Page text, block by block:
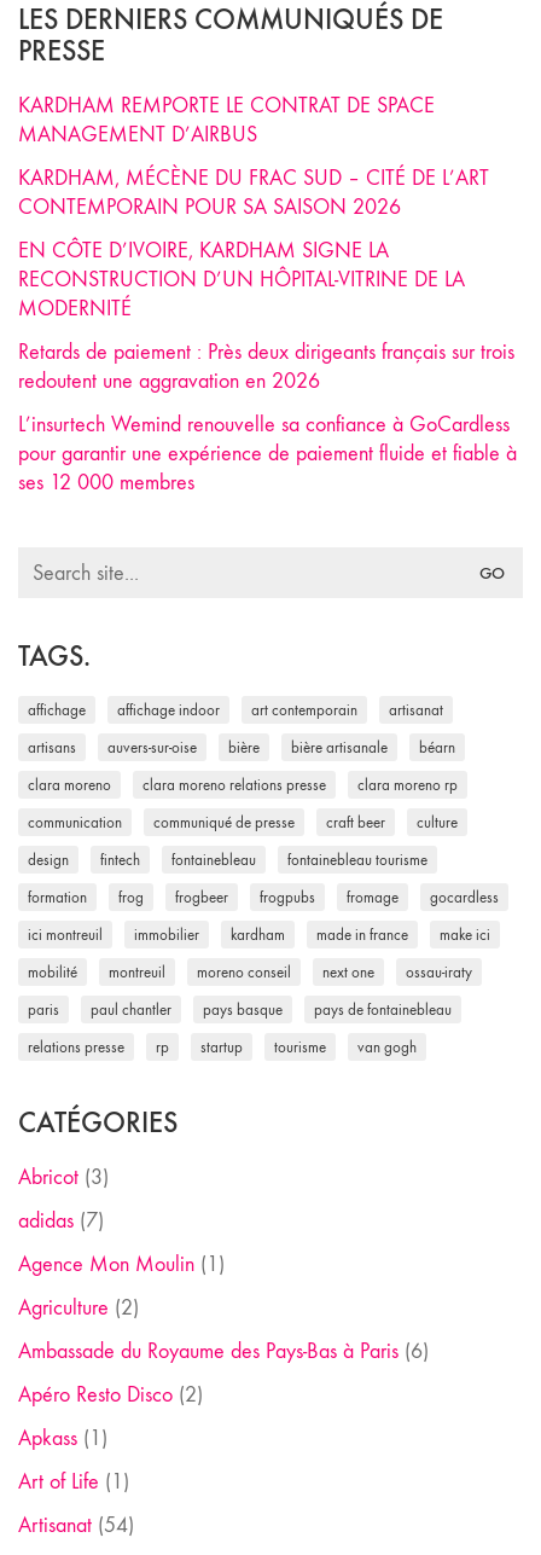
LES DERNIERS COMMUNIQUÉS DE
PRESSE
KARDHAM REMPORTE LE CONTRAT DE SPACE
MANAGEMENT D’AIRBUS
KARDHAM, MÉCÈNE DU FRAC SUD – CITÉ DE L’ART
CONTEMPORAIN POUR SA SAISON 2026
EN CÔTE D’IVOIRE, KARDHAM SIGNE LA
RECONSTRUCTION D’UN HÔPITAL-VITRINE DE LA
MODERNITÉ
Retards de paiement : Près deux dirigeants français sur trois
redoutent une aggravation en 2026
L’insurtech Wemind renouvelle sa confiance à GoCardless
pour garantir une expérience de paiement fluide et fiable à
ses 12 000 membres
Search
TAGS.
affichage affichage indoor art contemporain artisanat
artisans auvers-sur-oise bière bière artisanale béarn
clara moreno clara moreno relations presse clara moreno rp
communication communiqué de presse craft beer culture
design fintech fontainebleau fontainebleau tourisme
formation frog frogbeer frogpubs fromage gocardless
ici montreuil immobilier kardham made in france make ici
mobilité montreuil moreno conseil next one ossau-iraty
paris paul chantler pays basque pays de fontainebleau
relations presse rp startup tourisme van gogh
CATÉGORIES
Abricot (3)
adidas (7)
Agence Mon Moulin (1)
Agriculture (2)
Ambassade du Royaume des Pays-Bas à Paris (6)
Apéro Resto Disco (2)
Apkass (1)
Art of Life (1)
Artisanat (54)